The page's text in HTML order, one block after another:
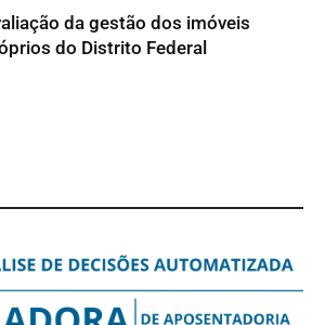
da gestão dos imóveis
do Distrito Federal